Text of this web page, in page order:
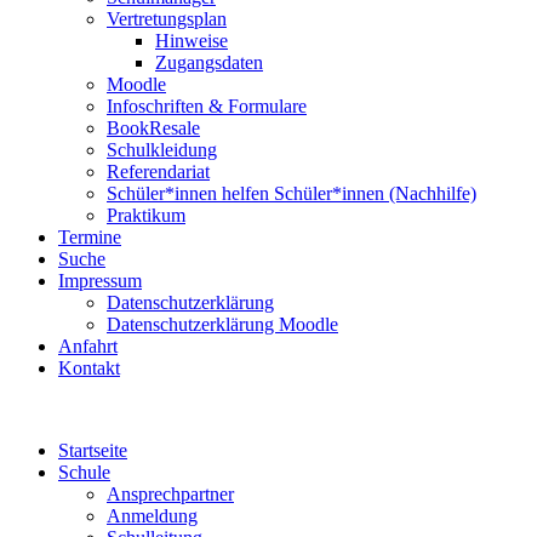
Vertretungsplan
Hinweise
Zugangsdaten
Moodle
Infoschriften & Formulare
BookResale
Schulkleidung
Referendariat
Schüler*innen helfen Schüler*innen (Nachhilfe)
Praktikum
Termine
Suche
Impressum
Datenschutzerklärung
Datenschutzerklärung Moodle
Anfahrt
Kontakt
Startseite
Schule
Ansprechpartner
Anmeldung